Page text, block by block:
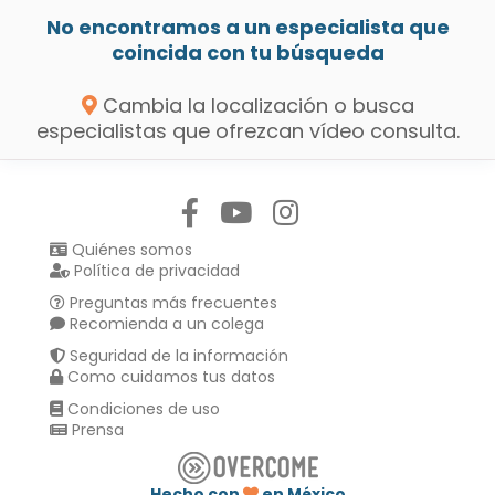
No encontramos a un especialista que
coincida con tu búsqueda
Cambia la localización o busca
especialistas que ofrezcan vídeo consulta.
Quiénes somos
Política de privacidad
Preguntas más frecuentes
Recomienda a un colega
Seguridad de la información
Como cuidamos tus datos
Condiciones de uso
Prensa